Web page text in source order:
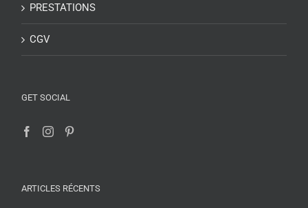
PRESTATIONS
CGV
GET SOCIAL
ARTICLES RÉCENTS